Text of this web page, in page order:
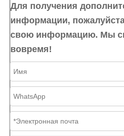
Для получения
информации,
свою информацию. Мы
вовремя!